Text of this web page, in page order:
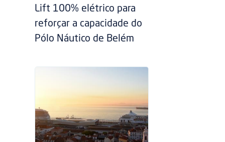
Lift 100% elétrico para
reforçar a capacidade do
Pólo Náutico de Belém